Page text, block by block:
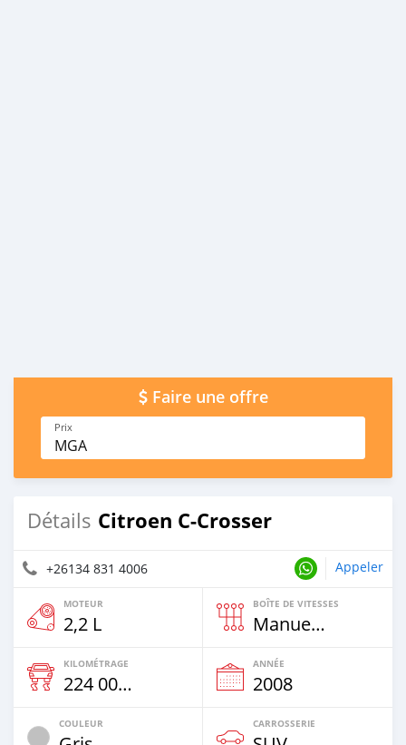
Faire une offre
Prix
MGA
Détails Citroen C-Crosser
+26134 831 4006 Appeler
MOTEUR
2,2 L
BOÎTE DE VITESSES
Manuelle
KILOMÉTRAGE
224 000 Km
ANNÉE
2008
COULEUR CARROSSERIE